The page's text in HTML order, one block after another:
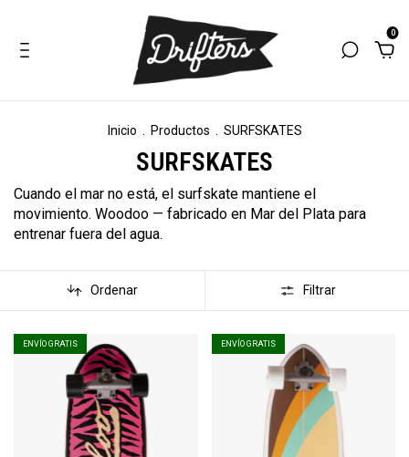
0
Inicio Productos SURFSKATES
SURFSKATES
Cuando el mar no está, el surfskate mantiene el
movimiento. Woodoo — fabricado en Mar del Plata para
entrenar fuera del agua.
Ordenar Filtrar
ENVÍO GRATIS ENVÍO GRATIS